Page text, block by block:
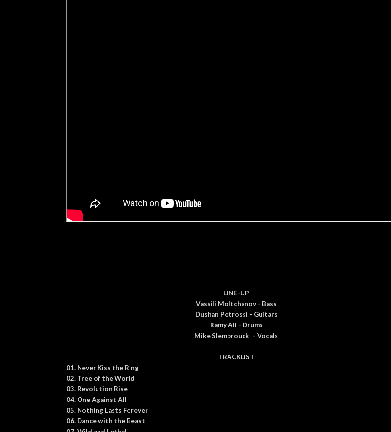
LINE-UP
Vassili Moltchanov - Bass
Dushan Petrossi - Guitars
Ramy Ali - Drums
Mike Slembrouck - Vocals
TRACKLIST
01. Never Kiss the Ring
02. Tree of the World
03. Revolution Rise
04. One Against All
05. Nothing Lasts Forever
06. Dance with the Beast